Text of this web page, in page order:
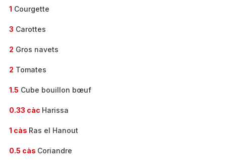
1 Courgette
3 Carottes
2 Gros navets
2 Tomates
1.5 Cube bouillon bœuf
0.33 càc Harissa
1 càs Ras el Hanout
0.5 càs Coriandre